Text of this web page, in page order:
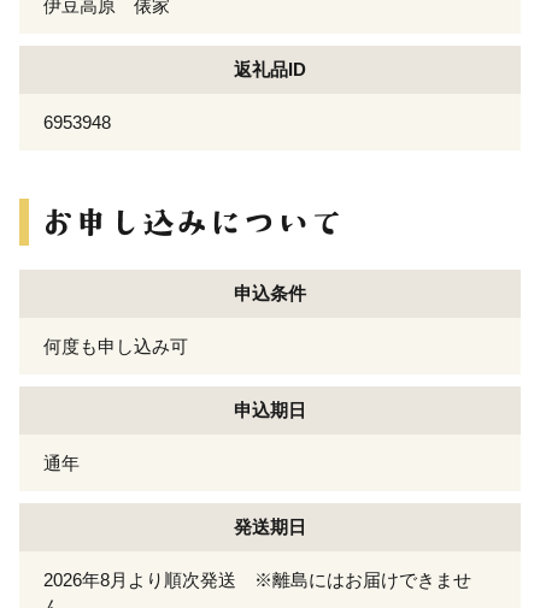
伊豆高原 俵家
返礼品ID
6953948
申込条件
何度も申し込み可
申込期日
通年
発送期日
2026年8月より順次発送 ※離島にはお届けできませ